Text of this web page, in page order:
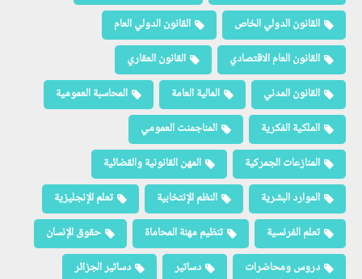
القانون الدولي الخاص
القانون الدولي العام
القانون العام الاقتصادي
القانون العقاري
القانون المدني
المالية العامة
المحاسبة العمومية
الملكية الفكرية
المناجمنت العمومي
المنازعات الجمركية
المهن القانونية والقضائية
الموارد البشرية
النظم الإنتخابية
تعلم الإنجليزية
تعلم الفرنسية
تنظيم مهنة المحاماة
حقوق الإنسان
دروس ومحاضرات
دساتير دساتير الجزائر